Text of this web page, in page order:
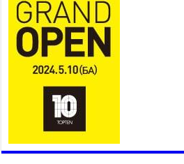
2026 оны 7 сар 15 / 11 цаг 03 минут
Төв цэнгэлдэхийн эргэн тойронд
2026 оны 7 сар 15 / 10 цаг 58 минут
Үндэсний их баяр наадмын шагайн харваа
насанд хүрэгчдийн багийн харваагаар
үргэлжилж байна
2026 оны 7 сар 15 / 10 цаг 52 минут
Үндэсний их баяр наадмын хүчит бөхийн
барилдаан эхэллээ
2026 оны 7 сар 15 / 10 цаг 46 минут